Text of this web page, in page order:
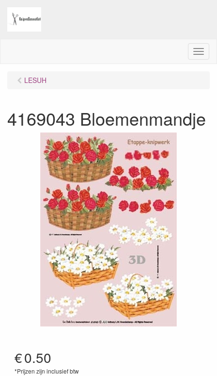
M
e
LESUH
4169043 Bloemenmandje
€0.50
*Prijzen zijn inclusief btw